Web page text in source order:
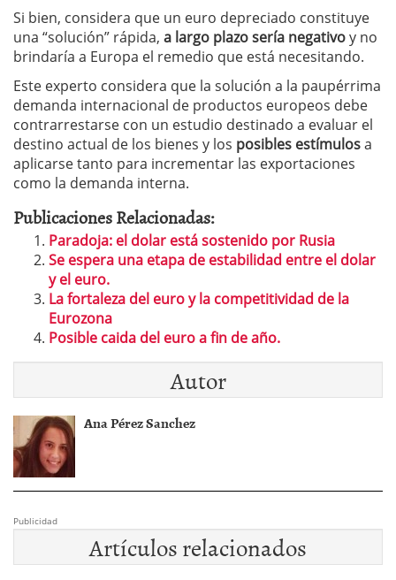
Si bien, considera que un euro depreciado constituye
una “solución” rápida, a largo plazo sería negativoy no
brindaría a Europa el remedio que está necesitando.
Este experto considera que la solución a la paupérrima
demanda internacional de productos europeos debe
contrarrestarse con un estudio destinado a evaluar el
destino actual de los bienes y los posibles estímulosa
aplicarse tanto para incrementar las exportaciones
como la demanda interna.
Publicaciones Relacionadas:
Paradoja: el dolar está sostenido por Rusia
Se espera una etapa de estabilidad entre el dolar
y el euro.
La fortaleza del euro y la competitividad de la
Eurozona
Posible caida del euro a fin de año.
Autor
Ana Pérez Sanchez
Publicidad
Artículos relacionados